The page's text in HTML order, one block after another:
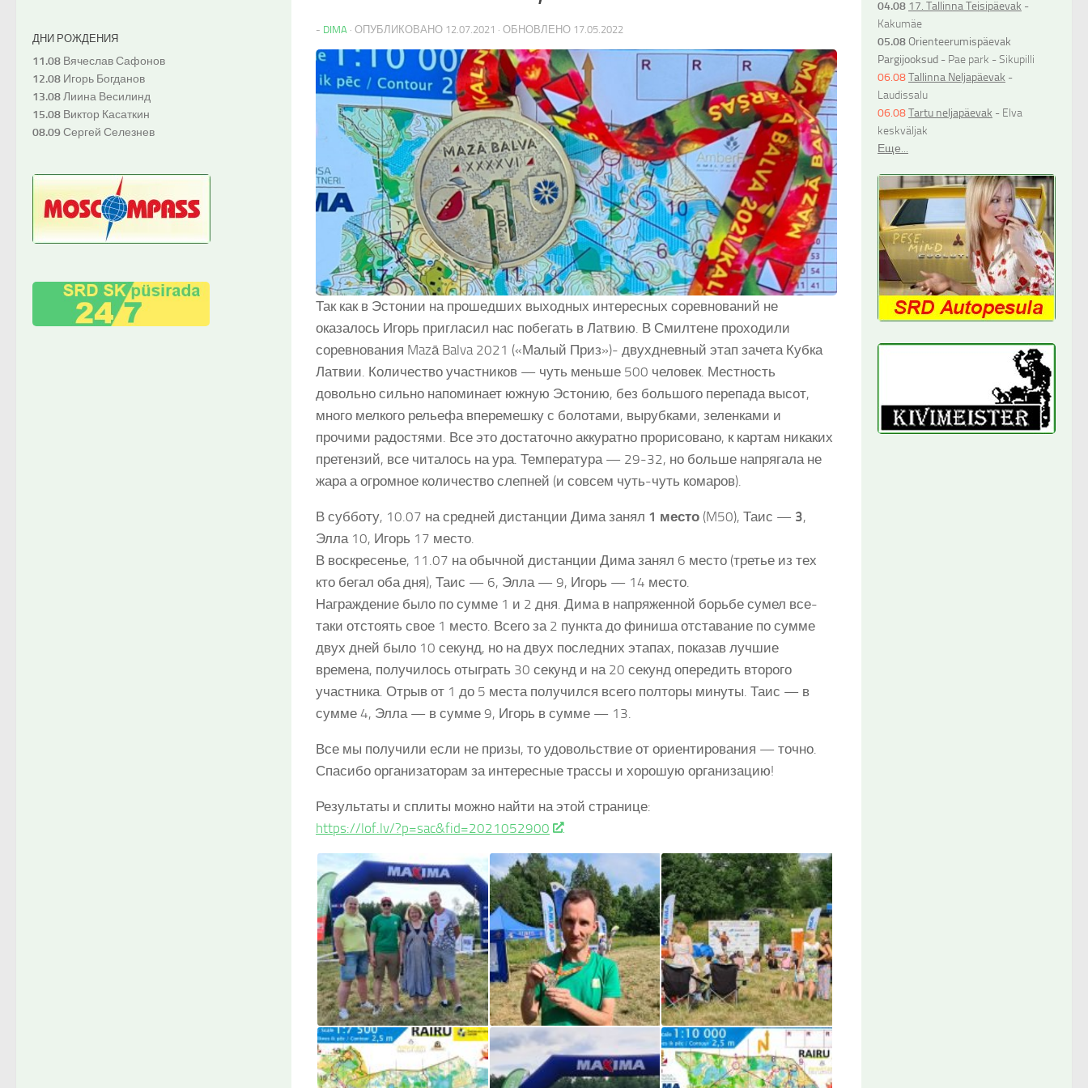
- DIMA · ОПУБЛИКОВАНО 12.07.2021 · ОБНОВЛЕНО 17.05.2022
Так как в Эстонии на прошедших выходных интересных соревнований не
оказалось Игорь пригласил нас побегать в Латвию. В Смилтене проходили
соревнования Mazā Balva 2021 («Малый Приз»)- двухдневный этап зачета Кубка
Латвии. Количество участников — чуть меньше 500 человек. Местность
довольно сильно напоминает южную Эстонию, без большого перепада высот,
много мелкого рельефа вперемешку с болотами, вырубками, зеленками и
прочими радостями. Все это достаточно аккуратно прорисовано, к картам никаких
претензий, все читалось на ура. Температура — 29-32, но больше напрягала не
жара а огромное количество слепней (и совсем чуть-чуть комаров).
В субботу, 10.07 на средней дистанции Дима занял 1 место (M50), Таис — 3,
Элла 10, Игорь 17 место.
В воскресенье, 11.07 на обычной дистанции Дима занял 6 место (третье из тех
кто бегал оба дня), Таис — 6, Элла — 9, Игорь — 14 место.
Награждение было по сумме 1 и 2 дня. Дима в напряженной борьбе сумел все-
таки отстоять свое 1 место. Всего за 2 пункта до финиша отставание по сумме
двух дней было 10 секунд, но на двух последних этапах, показав лучшие
времена, получилось отыграть 30 секунд и на 20 секунд опередить второго
участника. Отрыв от 1 до 5 места получился всего полторы минуты. Таис — в
сумме 4, Элла — в сумме 9, Игорь в сумме — 13.
Все мы получили если не призы, то удовольствие от ориентирования — точно.
Спасибо организаторам за интересные трассы и хорошую организацию!
Результаты и сплиты можно найти на этой странице:
https://lof.lv/?p=sac&fid=2021052900
ДНИ РОЖДЕНИЯ
11.08 Вячеслав Сафонов
12.08 Игорь Богданов
13.08Лиина Весилинд
15.08 Виктор Касаткин
08.09Сергей Селезнев
04.08 17. Tallinna Teisipäevak -
Kakumäe
05.08 Orienteerumispäevak
Pargijooksud - Pae park - Sikupilli
06.08Tallinna Neljapäevak -
Laudissalu
06.08Tartu neljapäevak - Elva
keskväljak
Еще...